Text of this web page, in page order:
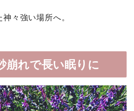
々強い場所へ。
崩れで長い眠りに